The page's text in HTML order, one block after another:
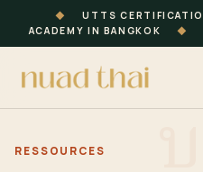
◆ UTTS
ACADEMY IN BANGKOK
◆
RESSOURCES